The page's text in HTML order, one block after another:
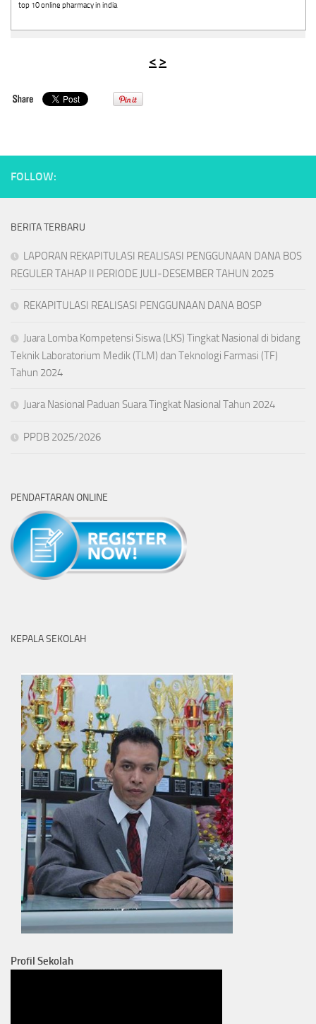
top 10 online pharmacy in india
< >
FOLLOW:
BERITA TERBARU
LAPORAN REKAPITULASI REALISASI PENGGUNAAN DANA BOS
REGULER TAHAP II PERIODE JULI-DESEMBER TAHUN 2025
REKAPITULASI REALISASI PENGGUNAAN DANA BOSP
Juara Lomba Kompetensi Siswa (LKS) Tingkat Nasional di bidang
Teknik Laboratorium Medik (TLM) dan Teknologi Farmasi (TF)
Tahun 2024
Juara Nasional Paduan Suara Tingkat Nasional Tahun 2024
PPDB 2025/2026
PENDAFTARAN ONLINE
KEPALA SEKOLAH
Profil Sekolah